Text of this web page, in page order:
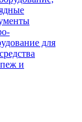
для
и